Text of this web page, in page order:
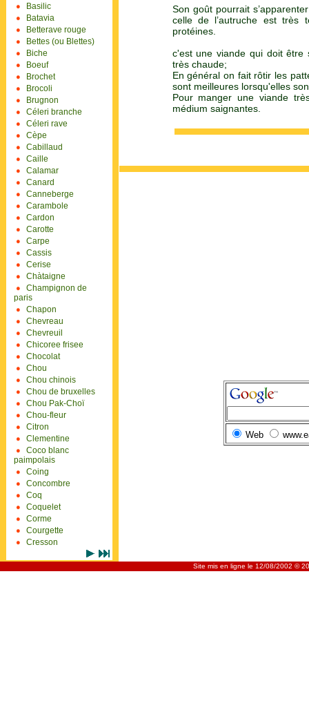
Basilic
Batavia
Betterave rouge
Bettes (ou Blettes)
Biche
Boeuf
Brochet
Brocoli
Brugnon
Céleri branche
Céleri rave
Cèpe
Cabillaud
Caille
Calamar
Canard
Canneberge
Carambole
Cardon
Carotte
Carpe
Cassis
Cerise
Chàtaigne
Champignon de
paris
Chapon
Chevreau
Chevreuil
Chicoree frisee
Chocolat
Chou
Chou chinois
Chou de bruxelles
Chou Pak-Choï
Chou-fleur
Citron
Clementine
Coco blanc
paimpolais
Coing
Concombre
Coq
Coquelet
Corme
Courgette
Cresson
Son goût pourrait
celle de l’autruche est très
protéines.
c'est une viande qui doit être
très chaude;
En général on fait rôtir les
sont meilleures lorsqu'elles
Pour manger une viande
médium saignantes.
Web
Site mis en ligne le 12/08/2002 ©